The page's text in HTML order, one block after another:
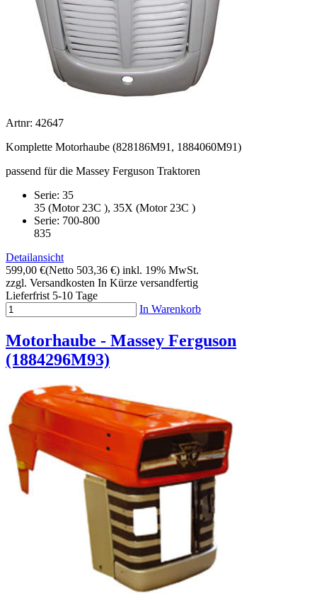
Artnr: 42647
Komplette Motorhaube (828186M91, 1884060M91)
passend für die Massey Ferguson Traktoren
Serie: 35
35 (Motor 23C ), 35X (Motor 23C )
Serie: 700-800
835
Detailansicht
599,00 €(Netto 503,36 €) inkl. 19% MwSt.
zzgl. Versandkosten In Kürze versandfertig
Lieferfrist 5-10 Tage
In Warenkorb
Motorhaube - Massey Ferguson
(1884296M93)